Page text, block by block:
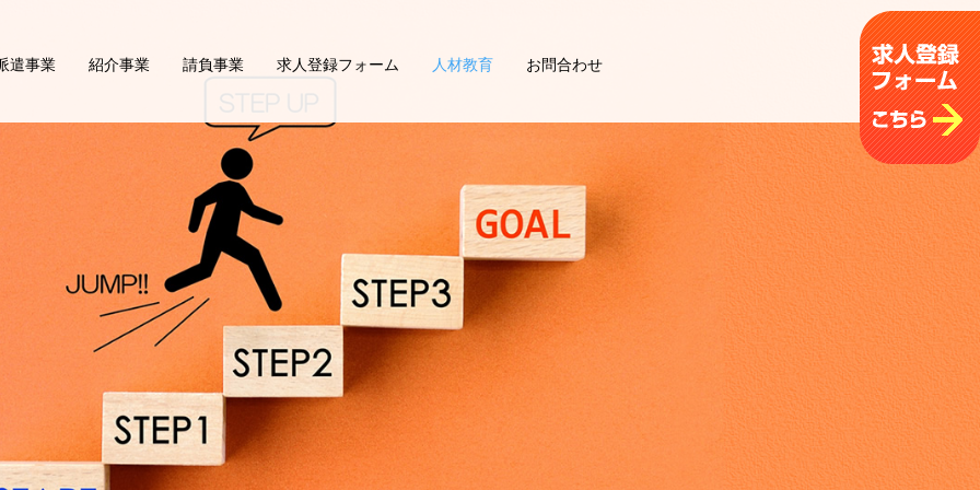
遣事業 紹介事業 請負事業 求人登録フォーム 人材教育 お問合わせ